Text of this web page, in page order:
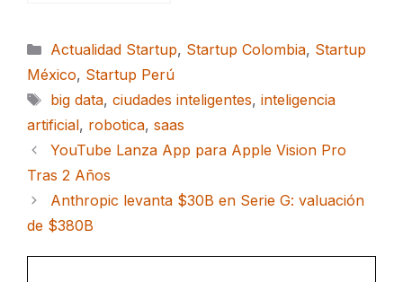
Categorías
Actualidad Startup, Startup Colombia, Startup
México, Startup Perú
Etiquetas
big data, ciudades inteligentes, inteligencia
artificial, robotica, saas
YouTube Lanza App para Apple Vision Pro
Tras 2 Años
Anthropic levanta $30B en Serie G: valuación
de $380B